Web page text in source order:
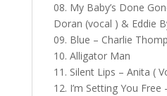
08. My Baby’s Done
Doran (vocal ) & Eddie
09. Blue – Charlie
10. Alligator Man
11. Silent Lips – Anita (
12. I’m Setting You